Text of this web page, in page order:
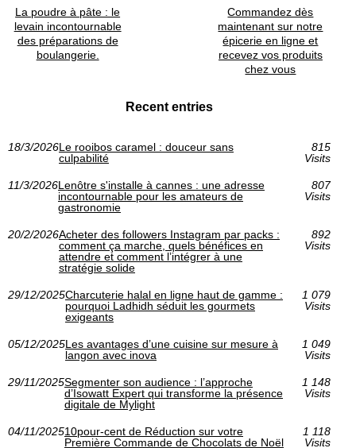
La poudre à pâte : le
levain incontournable
des préparations de
boulangerie.
Commandez dès
maintenant sur notre
épicerie en ligne et
recevez vos produits
chez vous
Recent entries
18/3/2026Le rooibos caramel : douceur sans
culpabilité
815
Visits
11/3/2026Lenôtre s'installe à cannes : une adresse
incontournable pour les amateurs de
gastronomie
807
Visits
20/2/2026Acheter des followers Instagram par packs :
comment ça marche, quels bénéfices en
attendre et comment l’intégrer à une
stratégie solide
892
Visits
29/12/2025Charcuterie halal en ligne haut de gamme :
pourquoi Ladhidh séduit les gourmets
exigeants
1 079
Visits
05/12/2025Les avantages d’une cuisine sur mesure à
langon avec inova
1 049
Visits
29/11/2025Segmenter son audience : l’approche
d’Isowatt Expert qui transforme la présence
digitale de Mylight
1 148
Visits
04/11/202510pour-cent de Réduction sur votre
Première Commande de Chocolats de Noël
1 118
Visits